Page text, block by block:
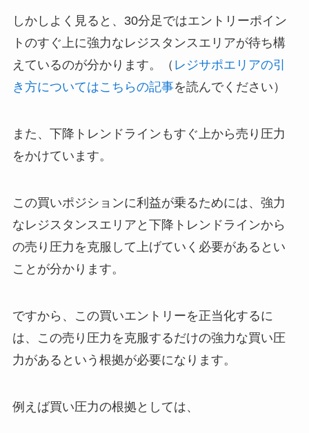
しかしよく見ると、30分足ではエントリーポイン
トのすぐ上に強力なレジスタンスエリアが待ち構
えているのが分かります。（ レジサポエリアの引
き方についてはこちらの記事を読んでください）
また、下降トレンドラインもすぐ上から売り圧力
をかけています。
この買いポジションに利益が乗るためには、強力
なレジスタンスエリアと下降トレンドラインから
の売り圧力を克服して上げていく必要があるとい
ことが分かります。
ですから、この買いエントリーを正当化するに
は、この売り圧力を克服するだけの強力な買い圧
力があるという根拠が必要になります。
例えば買い圧力の根拠としては、